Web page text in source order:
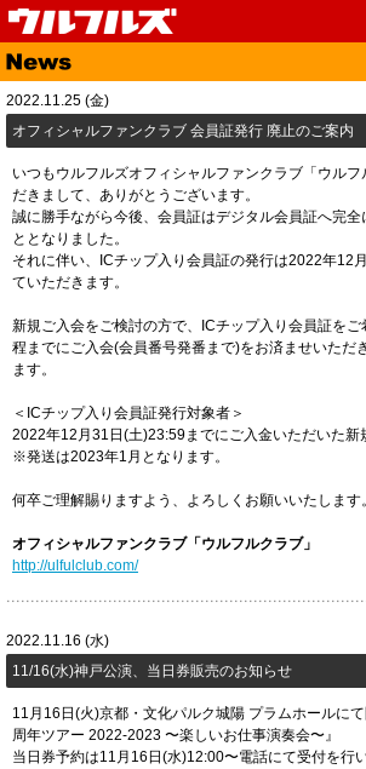
Top
Media Live
Fanclub Goods
Contact Link
2022.11.25 (金)
​オフィシャルファンクラブ 会員証発行 廃止のご案内
いつもウルフルズオフィシャルファンクラブ「ウル
だきまして、ありがとうございます。
誠に勝手ながら今後、会員証はデジタル会員証へ完全
ととなりました。
それに伴い、ICチップ入り会員証の発行は2022年12
ていただきます。
新規ご入会をご検討の方で、ICチップ入り会員証をご
程までにご入会(会員番号発番まで)をお済ませいただ
ます。
＜ICチップ入り会員証発行対象者＞
2022年12月31日(土)23:59までにご入金いただいた新
※発送は2023年1月となります。
何卒ご理解賜りますよう、よろしくお願いいたします。
オフィシャルファンクラブ「ウルフルクラブ」
http://ulfulclub.com/
2022.11.16 (水)
11/16(水)神戸公演、当日券販売のお知らせ
11月16日(火)京都・文化パルク城陽 プラムホールに
周年ツアー 2022-2023 〜楽しいお仕事演奏会〜』
当日券予約は11月16日(水)12:00〜電話にて受付を行い